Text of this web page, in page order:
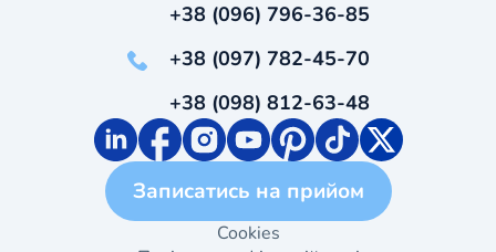
+38 (096) 796-36-85
+38 (097) 782-45-70
+38 (098) 812-63-48
Записатись на прийом
Cookies